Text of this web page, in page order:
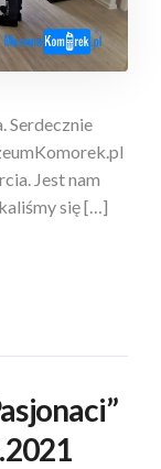
Serdecznie
Jest nam
się […]